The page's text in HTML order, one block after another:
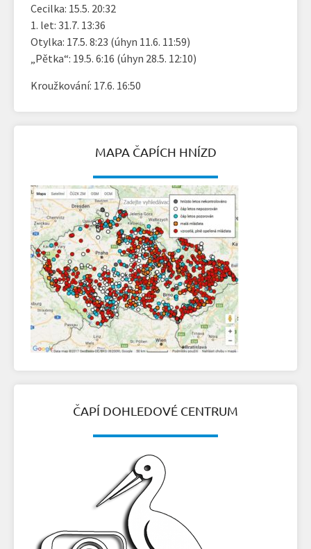
Cecilka: 15.5. 20:32
1. let: 31.7. 13:36
Otylka: 17.5. 8:23 (úhyn 11.6. 11:59)
„Pětka“: 19.5. 6:16 (úhyn 28.5. 12:10)
Kroužkování: 17.6. 16:50
MAPA ČAPÍCH HNÍZD
ČAPÍ DOHLEDOVÉ CENTRUM